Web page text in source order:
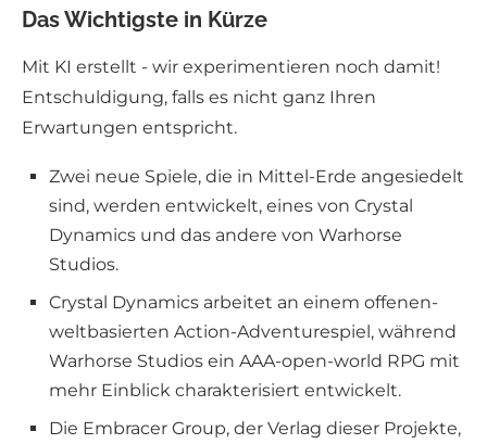
Das Wichtigste in Kürze
Mit KI erstellt - wir experimentieren noch damit!
Entschuldigung, falls es nicht ganz Ihren
Erwartungen entspricht.
Zwei neue Spiele, die in Mittel-Erde angesiedelt
sind, werden entwickelt, eines von Crystal
Dynamics und das andere von Warhorse
Studios.
Crystal Dynamics arbeitet an einem offenen-
weltbasierten Action-Adventurespiel, während
Warhorse Studios ein AAA-open-world RPG mit
mehr Einblick charakterisiert entwickelt.
Die Embracer Group, der Verlag dieser Projekte,